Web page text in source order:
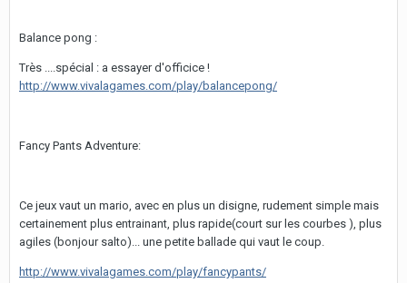
Balance pong :
Très ....spécial : a essayer d'officice !
http://www.vivalagames.com/play/balancepong/
Fancy Pants Adventure:
Ce jeux vaut un mario, avec en plus un disigne, rudement simple mais
certainement plus entrainant, plus rapide(court sur les courbes ), plus
agiles (bonjour salto)... une petite ballade qui vaut le coup.
http://www.vivalagames.com/play/fancypants/